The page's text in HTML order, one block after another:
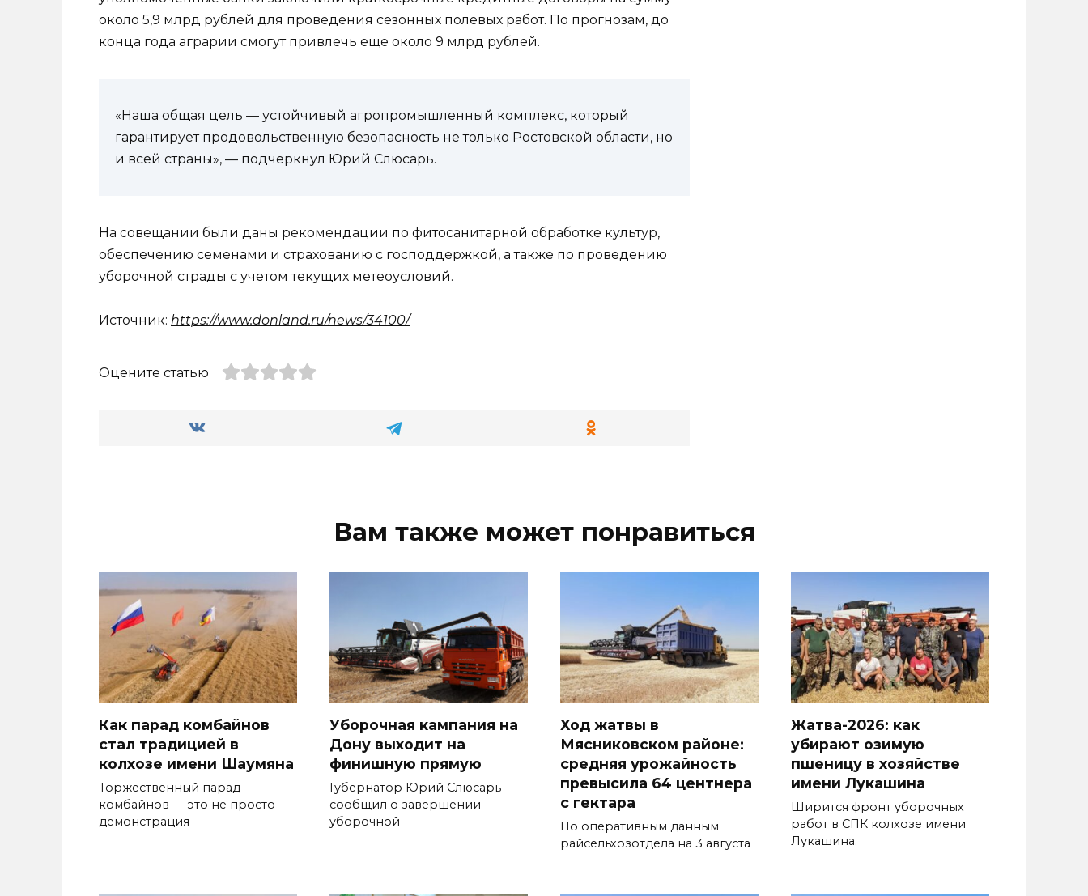
около 5,9 млрд рублей для проведения сезонных полевых работ. По прогнозам, до
конца года аграрии смогут привлечь еще около 9 млрд рублей.
«Наша общая цель — устойчивый агропромышленный комплекс, который
гарантирует продовольственную безопасность не только Ростовской области, но
и всей страны», — подчеркнул Юрий Слюсарь.
На совещании были даны рекомендации по фитосанитарной обработке культур,
обеспечению семенами и страхованию с господдержкой, а также по проведению
уборочной страды с учетом текущих метеоусловий.
Источник: https://www.donland.ru/news/34100/
Оцените статью
Вам также может понравиться
Как парад комбайнов
стал традицией в
колхозе имени Шаумяна
Торжественный парад
комбайнов — это не просто
демонстрация
Уборочная кампания на
Дону выходит на
финишную прямую
Губернатор Юрий Слюсарь
сообщил о завершении
уборочной
Ход жатвы в
Мясниковском районе:
средняя урожайность
превысила 64 центнера
с гектара
По оперативным данным
райсельхозотдела на 3 августа
Жатва-2026: как
убирают озимую
пшеницу в хозяйстве
имени Лукашина
Ширится фронт уборочных
работ в СПК колхозе имени
Лукашина.